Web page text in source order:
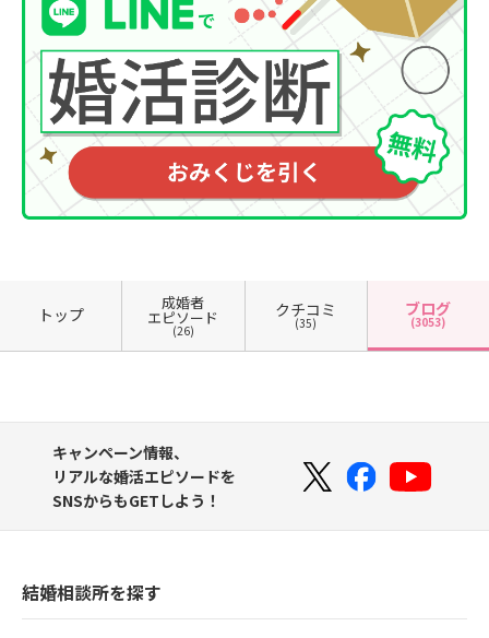
トップ
成婚者
エピソード
(26)
クチコミ
(35)
ブログ
(3053)
キャンペーン情報、
リアルな婚活エピソードを
SNSからもGETしよう！
結婚相談所を探す